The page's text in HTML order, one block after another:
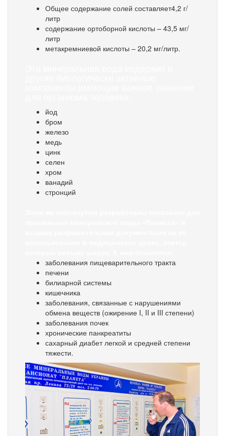
Общее содержание солей составляет4,2 г/
литр
содержание ортоборной кислоты – 43,5 мг/
литр
метакремниевой кислоты – 20,2 мг/литр.
йод
бром
железо
медь
цинк
селен
хром
ванадий
стронций
заболевания пищеварительного тракта
печени
билиарной системы
кишечника
заболевания, связанные с нарушениями
обмена веществ (ожирение I, II и III степени)
заболевания почек
хронические панкреатиты
сахарный диабет легкой и средней степени
тяжести.